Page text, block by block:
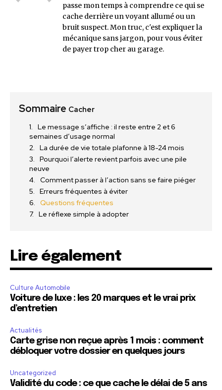
passe mon temps à comprendre ce qui se
cache derrière un voyant allumé ou un
bruit suspect. Mon truc, c'est expliquer la
mécanique sans jargon, pour vous éviter
de payer trop cher au garage.
Sommaire Cacher
Le message s’affiche : il reste entre 2 et 6
semaines d’usage normal
La durée de vie totale plafonne à 18-24 mois
Pourquoi l’alerte revient parfois avec une pile
neuve
Comment passer à l’action sans se faire piéger
Erreurs fréquentes à éviter
Questions fréquentes
Le réflexe simple à adopter
Lire également
Culture Automobile
Voiture de luxe : les 20 marques et le vrai prix
d’entretien
Actualités
Carte grise non reçue après 1 mois : comment
débloquer votre dossier en quelques jours
Uncategorized
Validité du code : ce que cache le délai de 5 ans